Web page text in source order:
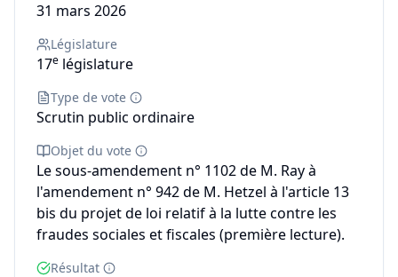
31 mars 2026
Législature
17e législature
Type de vote
Scrutin public ordinaire
Objet du vote
Le sous-amendement n° 1102 de M. Ray à
l'amendement n° 942 de M. Hetzel à l'article 13
bis du projet de loi relatif à la lutte contre les
fraudes sociales et fiscales (première lecture).
Résultat